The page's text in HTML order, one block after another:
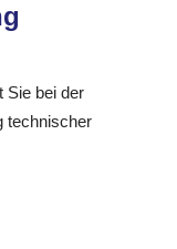
Sie bei der
technischer